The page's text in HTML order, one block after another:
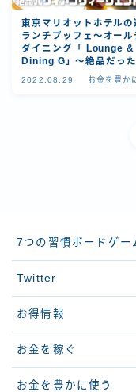
東京マリオットホテルの
ランチブッフェ～オール
ダイニング「 Lounge &
Dining G」～絶品だっ
イアンウィークエンド
2022.08.29 お金を豊か
7つの習慣ボードゲー
Twitter
お得情報
お金を稼ぐ
お金を豊かに使う